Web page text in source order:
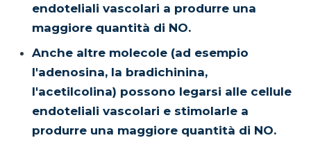
endoteliali vascolari a produrre una
maggiore quantità di NO.
Anche altre molecole (ad esempio
l'adenosina, la bradichinina,
l'acetilcolina) possono legarsi alle cellule
endoteliali vascolari e stimolarle a
produrre una maggiore quantità di NO.